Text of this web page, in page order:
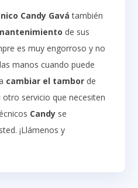
Candy Gavá también
de sus
es muy engorroso y no
manos cuando puede
cambiar el tambor de
otro servicio que necesiten
Candy se
¡Llámenos y